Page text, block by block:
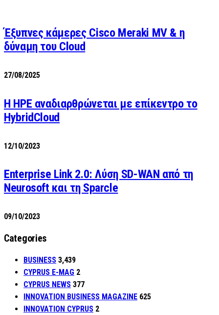
Έξυπνες κάμερες Cisco Meraki MV & η
δύναμη του Cloud
27/08/2025
H HPE αναδιαρθρώνεται με επίκεντρο το
HybridCloud
12/10/2023
Enterprise Link 2.0: Λύση SD-WAN από τη
Neurosoft και τη Sparcle
09/10/2023
Categories
BUSINESS 3,439
CYPRUS E-MAG 2
CYPRUS NEWS 377
INNOVATION BUSINESS MAGAZINE 625
INNOVATION CYPRUS 2